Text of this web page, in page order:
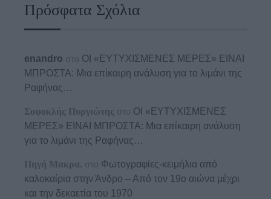
Πρόσφατα Σχόλια
enandro στο ΟΙ «ΕΥΤΥΧΙΣΜΕΝΕΣ ΜΕΡΕΣ» ΕΙΝΑΙ
ΜΠΡΟΣΤΑ: Μια επίκαιρη ανάλυση για το λιμάνι της
Ραφήνας…
Σοφοκλής Πυργιώτης στο ΟΙ «ΕΥΤΥΧΙΣΜΕΝΕΣ
ΜΕΡΕΣ» ΕΙΝΑΙ ΜΠΡΟΣΤΑ: Μια επίκαιρη ανάλυση
για το λιμάνι της Ραφήνας…
Πηγή Μακρα. στο Φωτογραφίες-κειμήλια από
καλοκαίρια στην Άνδρο – Από τον 19ο αιώνα μέχρι
και την δεκαετία του 1970